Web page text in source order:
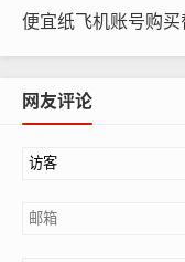
确认账号信息：在
账号名称、密码等，
系。
如何保护账号隐私？
网友评论